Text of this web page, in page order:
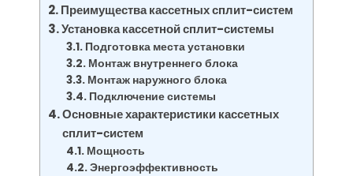
Преимущества кассетных сплит-систем
Установка кассетной сплит-системы
Подготовка места установки
Монтаж внутреннего блока
Монтаж наружного блока
Подключение системы
Основные характеристики кассетных
сплит-систем
Мощность
Энергоэффективность